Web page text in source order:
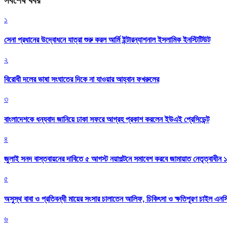
১
সেনা প্রধানের উদ্বোধনে যাত্রা শুরু করল আর্মি ইন্টারন্যাশনাল ইসলামিক ইনস্টিটিউট
২
বিরোধী দলের ভাষা সংঘাতের দিকে না যাওয়ার আহ্বান ফখরুলের
৩
বাংলাদেশকে ধন্যবাদ জানিয়ে ঢাকা সফরে আগ্রহ প্রকাশ করলেন ইউএই প্রেসিডেন্ট
৪
জুলাই সনদ বাস্তবায়নের দাবিতে ৫ আগস্ট নয়াপল্টনে সমাবেশ করবে জামায়াত নেতৃত্বাধীন
৫
অসুস্থ বাবা ও প্রতিবন্ধী মায়ের সংসার চালাতেন আলিফ, চিকিৎসা ও ক্ষতিপূরণ চাইল
৬